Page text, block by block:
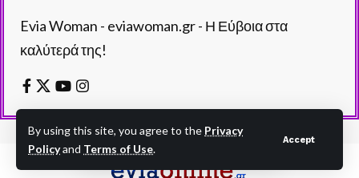
By using this site, you agree to the Privacy
Policyand Terms of Use.
Accept
Evia Woman - eviawoman.gr - Η Εύβοια στα
καλύτερά της!